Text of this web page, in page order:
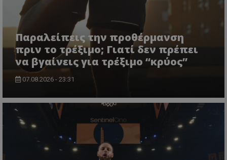
Παραλείπεις την προθέρμανση
πριν το τρέξιμο; Γιατί δεν πρέπει
να βγαίνεις για τρέξιμο “κρύος”
07.08.2026 - 23:31